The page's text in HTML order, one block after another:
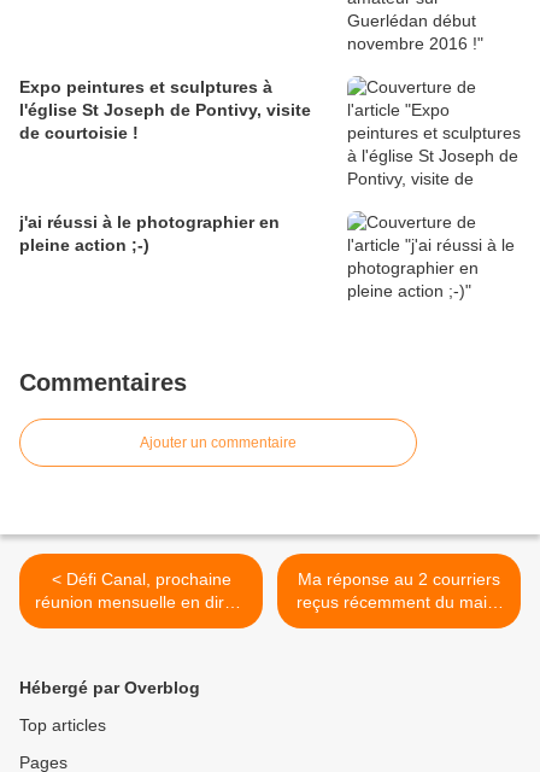
Expo peintures et sculptures à
l'église St Joseph de Pontivy, visite
de courtoisie !
j'ai réussi à le photographier en
pleine action ;-)
Commentaires
Ajouter un commentaire
< Défi Canal, prochaine
réunion mensuelle en direct
sur Twitter aussi ?
Ma réponse au 2 courriers
reçus récemment du maire
de Saint-Gérand... >
Hébergé par Overblog
Top articles
Pages